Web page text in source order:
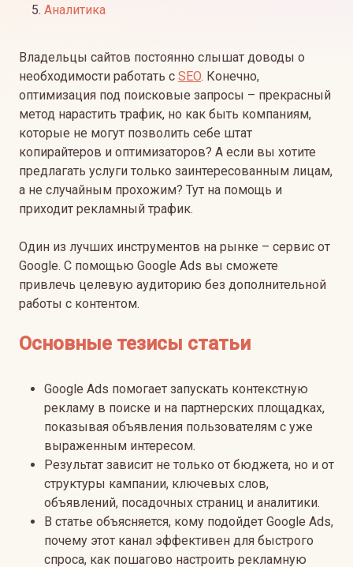
Аналитика
Владельцы сайтов постоянно слышат доводы о
необходимости работать с SEO. Конечно,
оптимизация под поисковые запросы – прекрасный
метод нарастить трафик, но как быть компаниям,
которые не могут позволить себе штат
копирайтеров и оптимизаторов? А если вы хотите
предлагать услуги только заинтересованным лицам,
а не случайным прохожим? Тут на помощь и
приходит рекламный трафик.
Один из лучших инструментов на рынке – сервис от
Google. С помощью Google Ads вы сможете
привлечь целевую аудиторию без дополнительной
работы с контентом.
Основные тезисы статьи
Google Ads помогает запускать контекстную
рекламу в поиске и на партнерских площадках,
показывая объявления пользователям с уже
выраженным интересом.
Результат зависит не только от бюджета, но и от
структуры кампании, ключевых слов,
объявлений, посадочных страниц и аналитики.
В статье объясняется, кому подойдет Google Ads,
почему этот канал эффективен для быстрого
спроса, как пошагово настроить рекламную